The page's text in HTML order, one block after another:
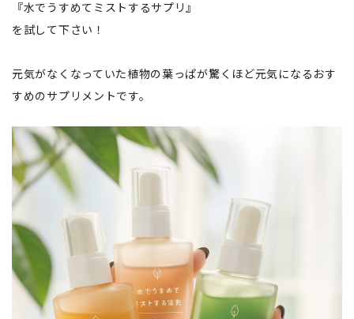
『水でうすめてミストするサプリ』
を試して下さい！
元気がなくなっていた植物の葉っぱが驚くほど元気になるおす
すめのサプリメントです。